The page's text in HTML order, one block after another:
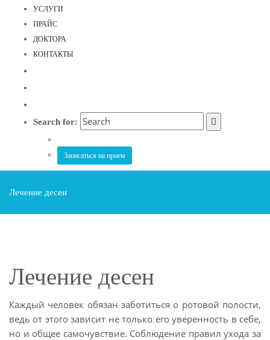
УСЛУГИ
ПРАЙС
ДОКТОРА
КОНТАКТЫ
Search for:
Записаться на прием
Лечение десен
Лечение десен
Каждый человек обязан заботиться о ротовой полости,
ведь от этого зависит не только его уверенность в себе,
но и общее самочувствие. Соблюдение правил ухода за